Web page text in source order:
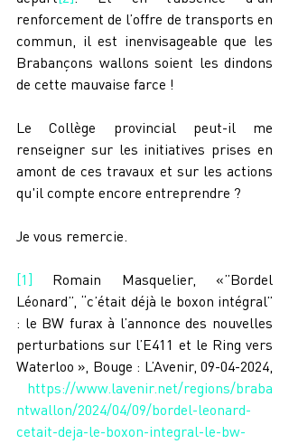
renforcement de l’offre de transports en
commun, il est inenvisageable que les
Brabançons wallons soient les dindons
de cette mauvaise farce !
Le Collège provincial peut-il me
renseigner sur les initiatives prises en
amont de ces travaux et sur les actions
qu'il compte encore entreprendre ?
Je vous remercie.
[1] Romain Masquelier, «”Bordel
Léonard”, “c’était déjà le boxon intégral”
: le BW furax à l’annonce des nouvelles
perturbations sur l’E411 et le Ring vers
Waterloo », Bouge : L’Avenir, 09-04-2024,
https://www.lavenir.net/regions/braba
ntwallon/2024/04/09/bordel-leonard-
cetait-deja-le-boxon-integral-le-bw-